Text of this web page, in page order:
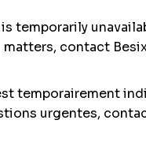
temporarily
matters, contact
temporairement
urgentes,